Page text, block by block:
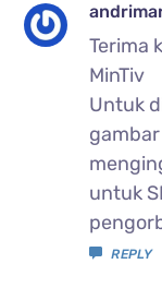
Terima
MinTiv
Untuk
untuk
REPLY